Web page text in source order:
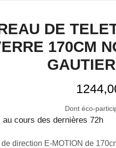
DE
170CM
Dont éco-
au cours des dernières 72h
de direction E-MOTION de